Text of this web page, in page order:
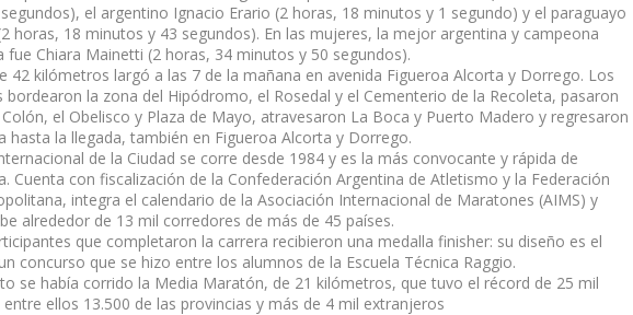
el argentino Ignacio Erario (2 horas, 18 minutos y 1 segundo) y el paraguayo
horas, 18 minutos y 43 segundos). En las mujeres, la mejor argentina y campeona
fue Chiara Mainetti (2 horas, 34 minutos y 50 segundos).
42 kilómetros largó a las 7 de la mañana en avenida Figueroa Alcorta y Dorrego. Los
bordearon la zona del Hipódromo, el Rosedal y el Cementerio de la Recoleta, pasaron
el Obelisco y Plaza de Mayo, atravesaron La Boca y Puerto Madero y regresaron
hasta la llegada, también en Figueroa Alcorta y Dorrego.
de la Ciudad se corre desde 1984 y es la más convocante y rápida de
Cuenta con fiscalización de la Confederación Argentina de Atletismo y la Federación
integra el calendario de la Asociación Internacional de Maratones (AIMS) y
alrededor de 13 mil corredores de más de 45 países.
que completaron la carrera recibieron una medalla finisher: su diseño es el
concurso que se hizo entre los alumnos de la Escuela Técnica Raggio.
se había corrido la Media Maratón, de 21 kilómetros, que tuvo el récord de 25 mil
ellos 13.500 de las provincias y más de 4 mil extranjeros